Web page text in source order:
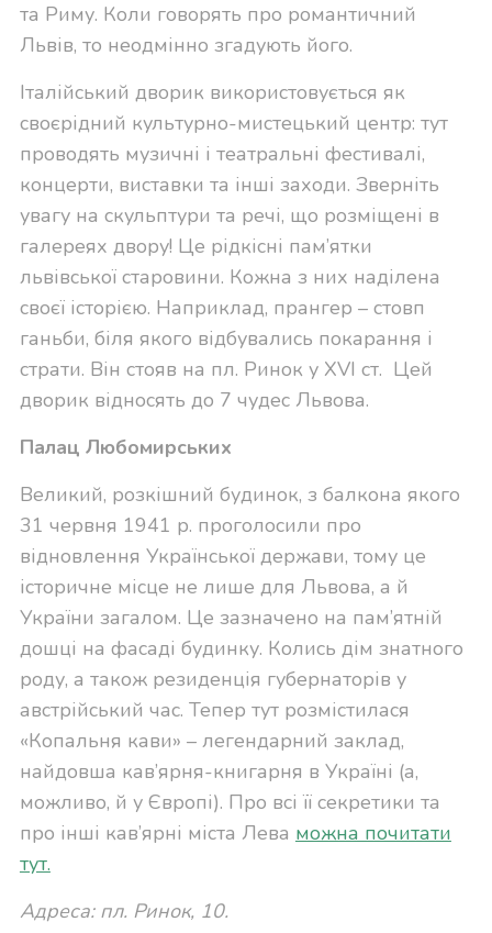
та Риму. Коли говорять про романтичний
Львів, то неодмінно згадують його.
Італійський дворик використовується як
своєрідний культурно-мистецький центр: тут
проводять музичні і театральні фестивалі,
концерти, виставки та інші заходи. Зверніть
увагу на скульптури та речі, що розміщені в
галереях двору! Це рідкісні пам’ятки
львівської старовини. Кожна з них наділена
своєї історією. Наприклад, прангер – стовп
ганьби, біля якого відбувались покарання і
страти. Він стояв на пл. Ринок у XVI ст. Цей
дворик відносять до 7 чудес Львова.
Палац Любомирських
Великий, розкішний будинок, з балкона якого
31 червня 1941 р. проголосили про
відновлення Української держави, тому це
історичне місце не лише для Львова, а й
України загалом. Це зазначено на пам’ятній
дошці на фасаді будинку. Колись дім знатного
роду, а також резиденція губернаторів у
австрійський час. Тепер тут розмістилася
«Копальня кави» – легендарний заклад,
найдовша кав’ярня-книгарня в Україні (а,
можливо, й у Європі). Про всі її секретики та
про інші кав’ярні міста Лева можна почитати
тут.
Адреса: пл. Ринок, 10.